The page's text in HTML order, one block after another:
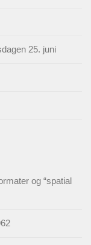
25. juni
og “spatial